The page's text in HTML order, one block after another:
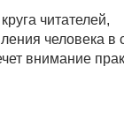
читателей,
человека в
внимание